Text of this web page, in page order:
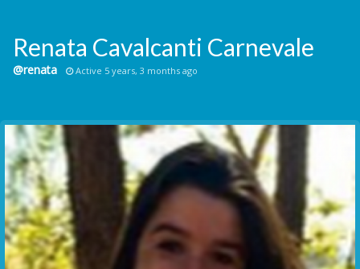
Groups
Communication Point
Cristal Temple
Meeting Point
The Yacht Club
Renata Cavalcanti Carnevale
@renata Active 5 years, 3 months ago